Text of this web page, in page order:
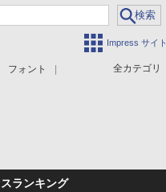
Impress サイト
全カテゴリ
フォント
ランキング